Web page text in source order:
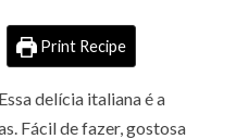
Print Recipe
delícia italiana é a
Fácil de fazer, gostosa